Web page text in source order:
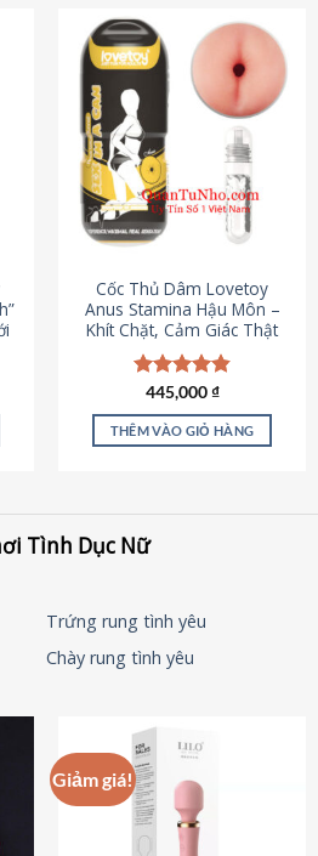
Cốc Thủ Dâm Lovetoy
Anus Stamina Hậu Môn –
Khít Chặt, Cảm Giác Thật
Được xếp
hạng4.84
5 sao
445,000₫
THÊM VÀO GIỎ HÀNG
Tình Dục Nữ
Trứng rung tình yêu
Chày rung tình yêu
Giảm giá!